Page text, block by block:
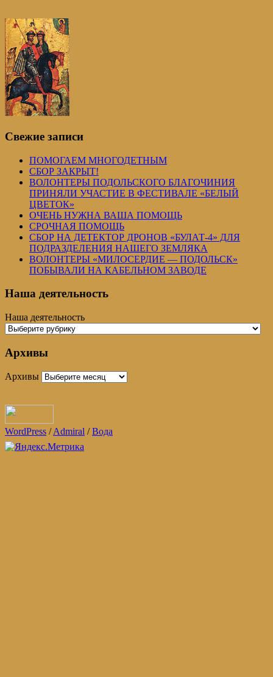
Свежие записи
ПОМОГАЕМ МНОГОДЕТНЫМ
СБОР ЗАКРЫТ!
ВОЛОНТЕРЫ ПОДОЛЬСКОГО БЛАГОЧИНИЯ
ПРИНЯЛИ УЧАСТИЕ В ФЕСТИВАЛЕ «БЕЛЫЙ
ЦВЕТОК»
ОЧЕНЬ НУЖНА ВАША ПОМОЩЬ
СРОЧНАЯ ПОМОЩЬ
СБОР НА ДЕТЕКТОР ДРОНОВ «БУЛАТ-4» ДЛЯ
ПОДРАЗДЕЛЕНИЯ НАШЕГО ЗЕМЛЯКА
ВОЛОНТЕРЫ «МИЛОСЕРДИЕ — ПОДОЛЬСК»
ПОБЫВАЛИ НА КАБЕЛЬНОМ ЗАВОДЕ
Наша деятельность
Наша деятельность
Архивы
Архивы
WordPress /Admiral /Вода